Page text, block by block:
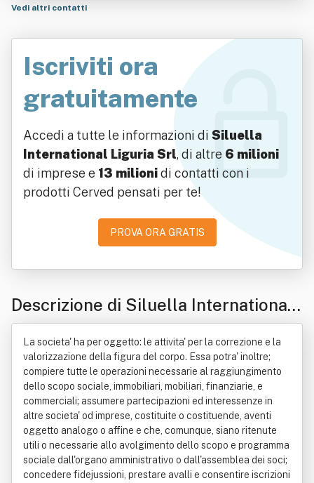
Vedi altri contatti
Iscriviti ora
gratuitamente
Accedi a tutte le informazioni di Siluella
International Liguria Srl, di altre 6 milioni
di imprese e 13 milionidi contatti con i
prodotti Cerved pensati per te!
PROVA ORA GRATIS
Descrizione di Siluella International
Liguria Srl
La societa' ha per oggetto: le attivita' per la correzione e la
valorizzazione della figura del corpo. Essa potra' inoltre;
compiere tutte le operazioni necessarie al raggiungimento
dello scopo sociale, immobiliari, mobiliari, finanziarie, e
commerciali; assumere partecipazioni ed interessenze in
altre societa' od imprese, costituite o costituende, aventi
oggetto analogo o affine e che, comunque, siano ritenute
utili o necessarie allo avolgimento dello scopo e programma
sociale dall'organo amministrativo o dall'assemblea dei soci;
concedere fidejussioni, prestare avalli e consentire iscrizioni